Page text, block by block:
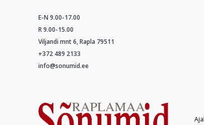
E-N 9.00-17.00
R 9.00-15.00
Viljandi mnt 6, Rapla 79511
+372 489 2133
info@sonumid.ee